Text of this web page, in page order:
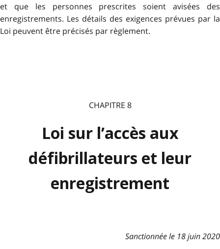
et que les personnes prescrites soient avisées des
enregistrements. Les détails des exigences prévues par la
Loi peuvent être précisés par règlement.
CHAPITRE 8
Loi sur l’accès aux
défibrillateurs et leur
enregistrement
Sanctionnée le 18 juin 2020